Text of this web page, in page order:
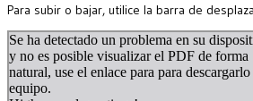
Para subir o bajar, utilice la barra de